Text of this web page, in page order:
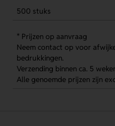
500 stuks
* Prijzen op aanvraag
Neem contact op voor
bedrukkingen.
Verzending binnen ca. 5
Alle genoemde prijzen zijn